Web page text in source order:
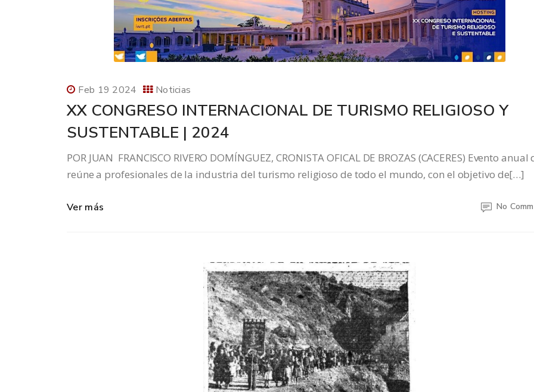
Feb 19 2024 Noticias
XX CONGRESO INTERNACIONAL DE TURISMO RELIGIOSO Y
SUSTENTABLE | 2024
POR JUAN FRANCISCO RIVERO DOMÍNGUEZ, CRONISTA OFICAL DE BROZAS (CACERES) Evento anual
reúne a profesionales de la industria del turismo religioso de todo el mundo, con el objetivo de[…]
Ver más No